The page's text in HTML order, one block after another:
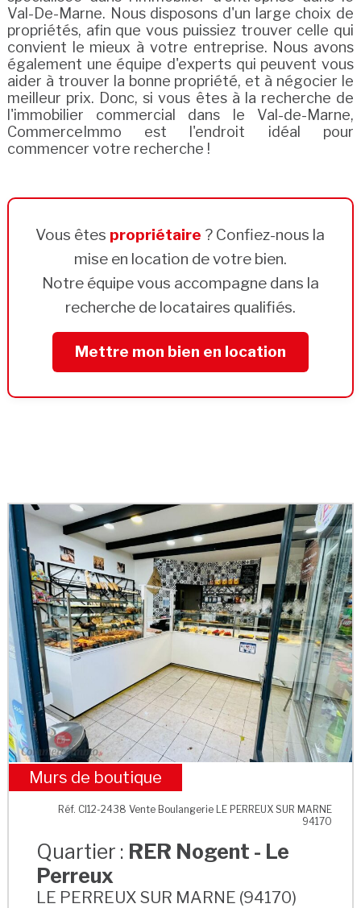
Val-De-Marne. Nous disposons d'un large choix de
propriétés, afin que vous puissiez trouver celle qui
convient le mieux à votre entreprise. Nous avons
également une équipe d'experts qui peuvent vous
aider à trouver la bonne propriété, et à négocier le
meilleur prix. Donc, si vous êtes à la recherche de
l'immobilier commercial dans le Val-de-Marne,
CommerceImmo est l'endroit idéal pour
commencer votre recherche !
Vous êtes propriétaire ? Confiez-nous la
mise en location de votre bien.
Notre équipe vous accompagne dans la
recherche de locataires qualifiés.
Mettre mon bien en location
RER Nogent - Le Perreux
Murs de boutique
Réf. CI12-2438 Vente Boulangerie LE PERREUX SUR MARNE
94170
Quartier : RER Nogent - Le
Perreux
LE PERREUX SUR MARNE (94170)